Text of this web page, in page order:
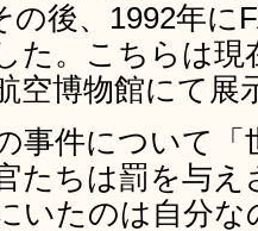
の後、1992年に
た。こちらは
空博物館にて展
事件について
たちは罰を与
いたのは自分